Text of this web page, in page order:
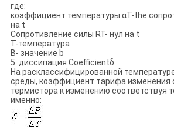
где:
коэффициент температуры αT-the
на t
Сопротивление силы RT- нул на t
T-температура
B- значение b
5. диссипация Coefficientδ
На расклассифицированной
среды, коэффициент тарифа изменения
термистора к изменению соответствуя
именно: